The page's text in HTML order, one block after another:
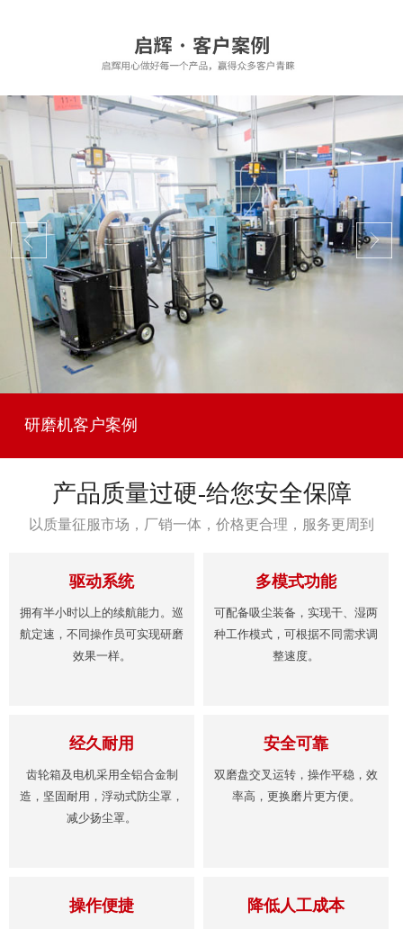
研磨机客户案例
产品质量过硬-给您安全保障
以质量征服市场，厂销一体，价格更合理，服务更周到
驱动系统
拥有半小时以上的续航能力。巡
航定速，不同操作员可实现研磨
效果一样。
多模式功能
可配备吸尘装备，实现干、湿两
种工作模式，可根据不同需求调
整速度。
经久耐用
齿轮箱及电机采用全铝合金制
造，坚固耐用，浮动式防尘罩，
减少扬尘罩。
安全可靠
双磨盘交叉运转，操作平稳，效
率高，更换磨片更方便。
操作便捷 降低人工成本